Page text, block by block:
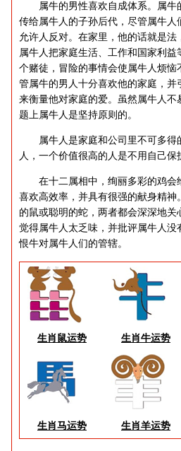
属牛的男性喜欢自成体系。属牛
传给属牛人的子孙后代，尽管属牛
允许人反对。在家里，他的话就是
属牛人把家庭生活、工作和国家利
个赌徒，冒险的事情会使属牛人烦
管属牛的男人十分喜欢他的家庭，
来衡量他对家庭的爱。虽然属牛人
题上属牛人是坚持原则的。
属牛人是家庭和公司里不可多得
人，一个价值很高的人是不用自己保
在十二属相中，绚丽多彩的鸡会
喜欢高效率，并具有很强的献身精
的鼠或聪明的蛇，两者都会深深地
觉得属牛人太乏味，并批评属牛人
恨牛对属牛人们的管辖。
生肖鼠运势 生肖牛运势
生肖马运势 生肖羊运势